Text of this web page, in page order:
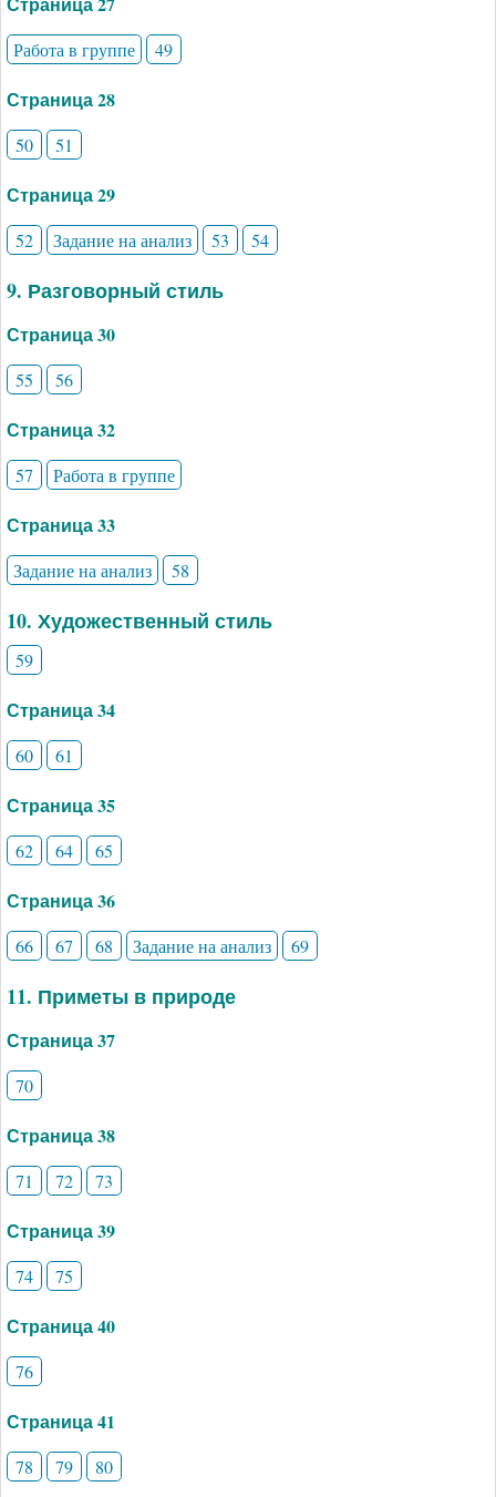
Работа в группе 49
Страница 28
50 51
Страница 29
52 Задание на анализ 53 54
9. Разговорный стиль
Страница 30
55 56
Страница 32
57 Работа в группе
Страница 33
Задание на анализ 58
10. Художественный стиль
59
Страница 34
60 61
Страница 35
62 64 65
Страница 36
66 67 68 Задание на анализ 69
11. Приметы в природе
Страница 37
70
Страница 38
71 72 73
Страница 39
74 75
Страница 40
76
Страница 41
78 79 80